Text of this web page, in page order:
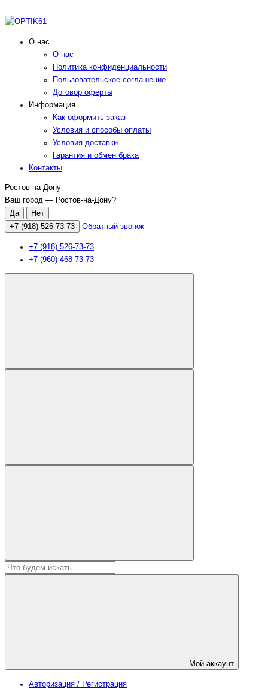
О нас
О нас
Политика конфиденциальности
Пользовательское соглашение
Договор оферты
Информация
Как оформить заказ
Условия и способы оплаты
Условия доставки
Гарантия и обмен брака
Контакты
Ростов-на-Дону
Ваш город — Ростов-на-Дону?
+7 (918) 526-73-73 Обратный звонок
+7 (918) 526-73-73
+7 (960) 468-73-73
Мой аккаунт
Авторизация / Регистрация